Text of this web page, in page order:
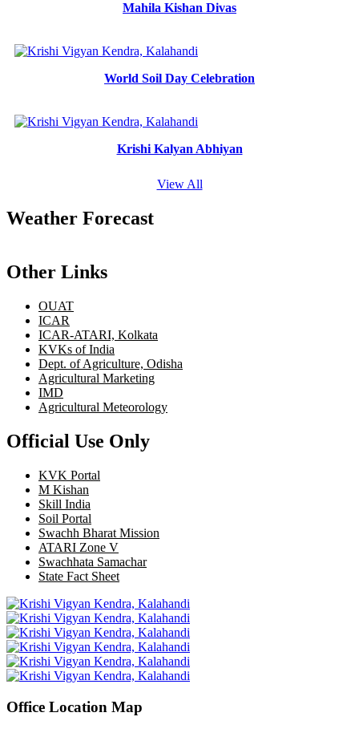
Mahila Kishan Divas
World Soil Day Celebration
Krishi Kalyan Abhiyan
View All
Weather Forecast
Other Links
OUAT
ICAR
ICAR-ATARI, Kolkata
KVKs of India
Dept. of Agriculture, Odisha
Agricultural Marketing
IMD
Agricultural Meteorology
Official Use Only
KVK Portal
M Kishan
Skill India
Soil Portal
Swachh Bharat Mission
ATARI Zone V
Swachhata Samachar
State Fact Sheet
Office Location Map